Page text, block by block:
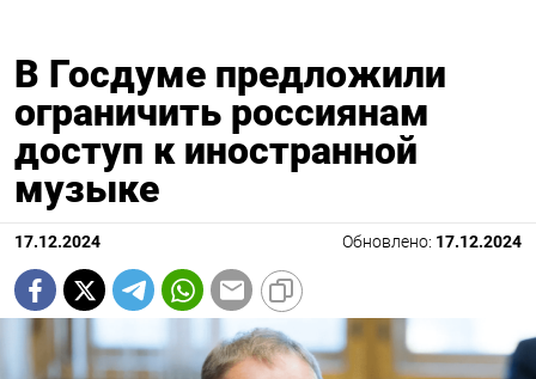
В Госдуме предложили
ограничить россиянам
доступ к иностранной
музыке
17.12.2024 Обновлено: 17.12.2024